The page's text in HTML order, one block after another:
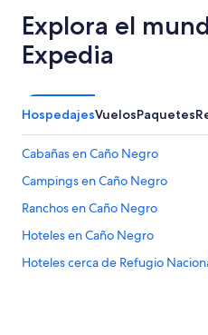
Explora el
Expedia
HospedajesVuelosPaquetes
Cabañas en Caño Negro
Campings en Caño Negro
Ranchos en Caño Negro
Hoteles en Caño Negro
Hoteles cerca de Refugio